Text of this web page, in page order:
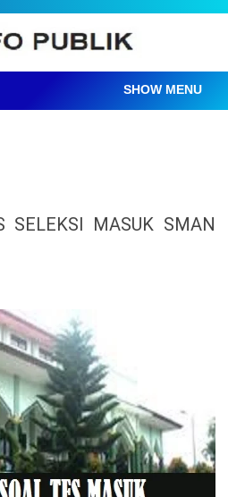
SHOW MENU
SELEKSI MASUK SMAN